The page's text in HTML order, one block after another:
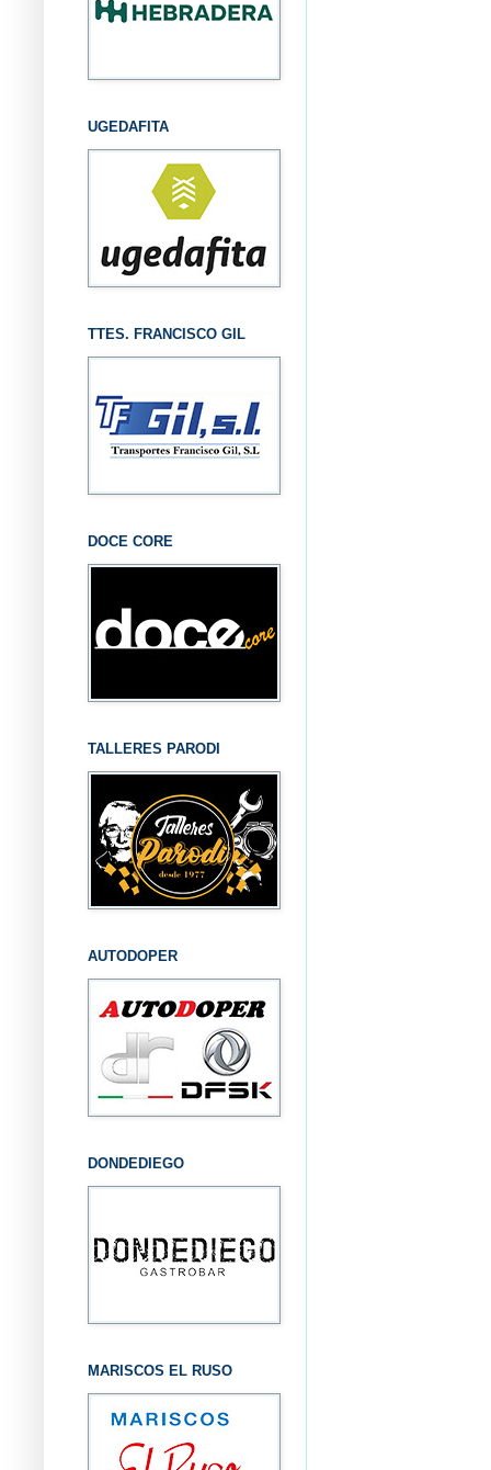
UGEDAFITA
TTES. FRANCISCO GIL
DOCE CORE
TALLERES PARODI
AUTODOPER
DONDEDIEGO
MARISCOS EL RUSO